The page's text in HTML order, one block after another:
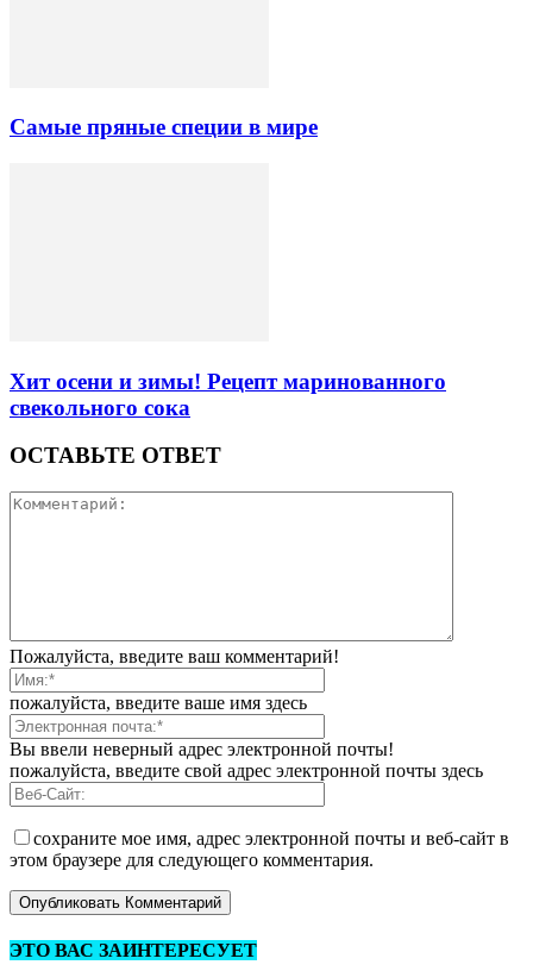
Самые пряные специи в мире
Хит осени и зимы! Рецепт маринованного
свекольного сока
ОСТАВЬТЕ ОТВЕТ
Пожалуйста, введите ваш комментарий!
пожалуйста, введите ваше имя здесь
Вы ввели неверный адрес электронной почты!
пожалуйста, введите свой адрес электронной почты здесь
сохраните мое имя, адрес электронной почты и веб-сайт в
этом браузере для следующего комментария.
ЭТО ВАС ЗАИНТЕРЕСУЕТ